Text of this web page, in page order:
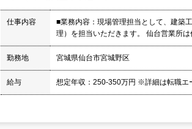
仕事内容
■業務内容：現場管理担当として、建築
理）を担当いただきます。 仙台営業所
勤務地 宮城県仙台市宮城野区
給与 想定年収：250-350万円 ※詳細は転職エ